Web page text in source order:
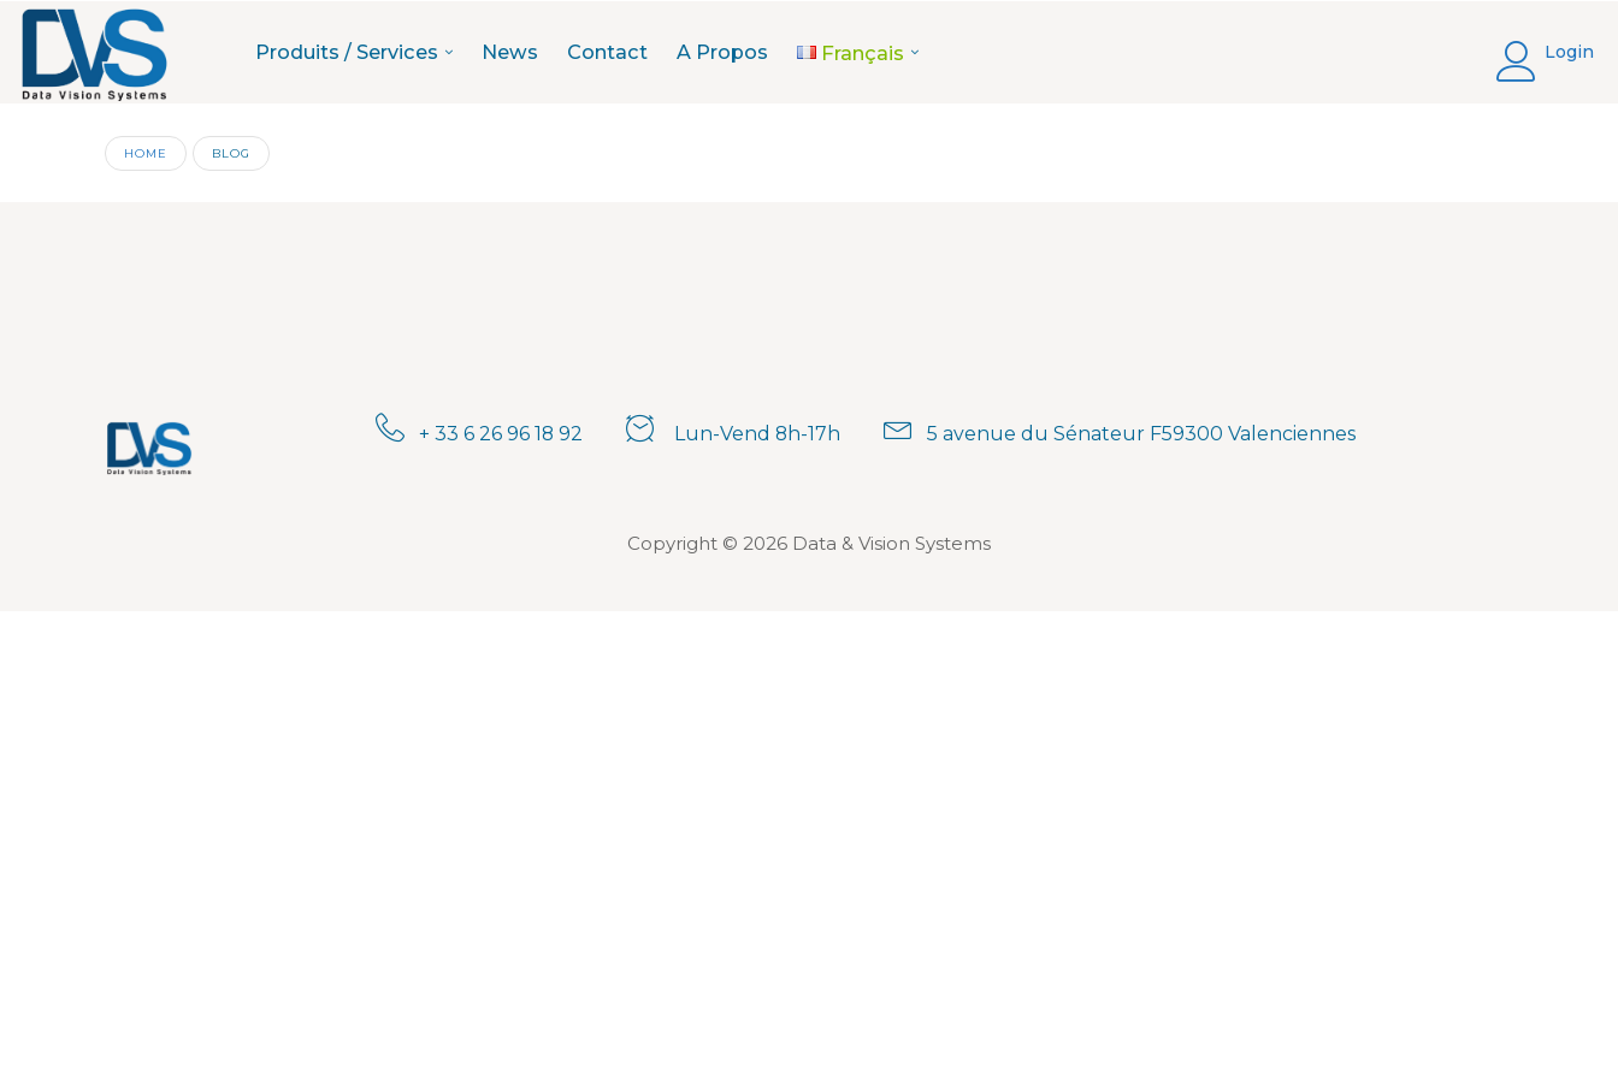
Produits / Services News Contact A Propos Français Login
HOME BLOG
+ 33 6 26 96 18 92 Lun-Vend 8h-17h 5 avenue du Sénateur F59300 Valenciennes
Copyright © 2026 Data & Vision Systems